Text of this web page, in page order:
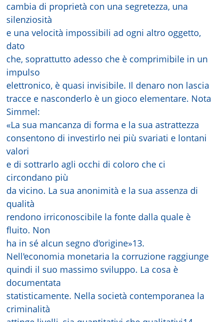
cambia di proprietà con una segretezza, una
silenziosità
e una velocità impossibili ad ogni altro oggetto,
dato
che, soprattutto adesso che è comprimibile in un
impulso
elettronico, è quasi invisibile. Il denaro non lascia
tracce e nasconderlo è un gioco elementare. Nota
Simmel:
«La sua mancanza di forma e la sua astrattezza
consentono di investirlo nei più svariati e lontani
valori
e di sottrarlo agli occhi di coloro che ci
circondano più
da vicino. La sua anonimità e la sua assenza di
qualità
rendono irriconoscibile la fonte dalla quale è
fluito. Non
ha in sé alcun segno d'origine»13.
Nell'economia monetaria la corruzione raggiunge
quindi il suo massimo sviluppo. La cosa è
documentata
statisticamente. Nella società contemporanea la
criminalità